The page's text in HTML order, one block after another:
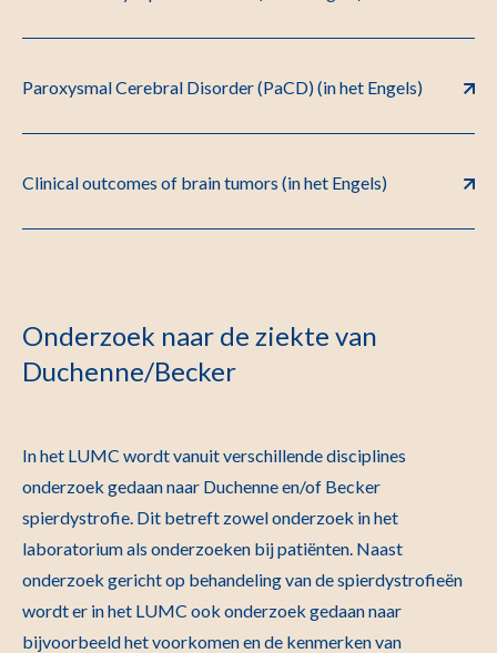
Paroxysmal Cerebral Disorder (PaCD) (in het Engels)
Clinical outcomes of brain tumors (in het Engels)
Onderzoek naar de ziekte van
Duchenne/Becker
In het LUMC wordt vanuit verschillende disciplines
onderzoek gedaan naar Duchenne en/of Becker
spierdystrofie. Dit betreft zowel onderzoek in het
laboratorium als onderzoeken bij patiënten. Naast
onderzoek gericht op behandeling van de spierdystrofieën
wordt er in het LUMC ook onderzoek gedaan naar
bijvoorbeeld het voorkomen en de kenmerken van